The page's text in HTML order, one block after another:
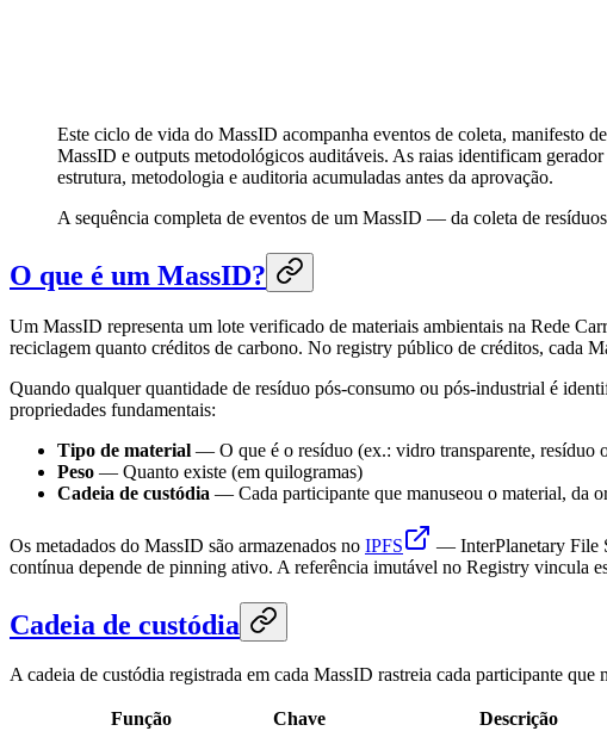
Este ciclo de vida do MassID acompanha eventos de coleta, manifesto
MassID e outputs metodológicos auditáveis. As raias identificam
estrutura, metodologia e auditoria acumuladas antes da aprovação.
A sequência completa de eventos de um MassID — da coleta de
O que é um MassID?
Um MassID representa um lote verificado de materiais ambientais na Rede
reciclagem quanto créditos de carbono. No registry público de créditos, cada
Quando qualquer quantidade de resíduo pós-consumo ou pós-industrial é
propriedades fundamentais:
Tipo de material — O que é o resíduo (ex.: vidro transparente, resíduo
Peso — Quanto existe (em quilogramas)
Cadeia de custódia — Cada participante que manuseou o material, da
Os metadados do MassID são armazenados no IPFS
— InterPlanetary File
contínua depende de pinning ativo. A referência imutável no Registry vincula
Cadeia de custódia
A cadeia de custódia registrada em cada MassID rastreia cada participante
Função Chave
Descrição